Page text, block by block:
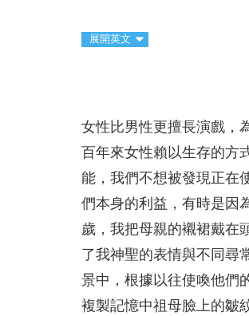
展開英文
女性比男性更擅長演戲，
百年來女性賴以生存的方
能，我們不想被發現正在
們本身的利益，有時是因
歲，我把母親的襯裙戴在
了我神聖的表情與不同尋
景中，根據以往使喚他們
複製記憶中祖母臉上的皺